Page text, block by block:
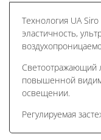
Технология UA
эластичность,
Светоотражающий
повышенной
освещении.
Регулируемая